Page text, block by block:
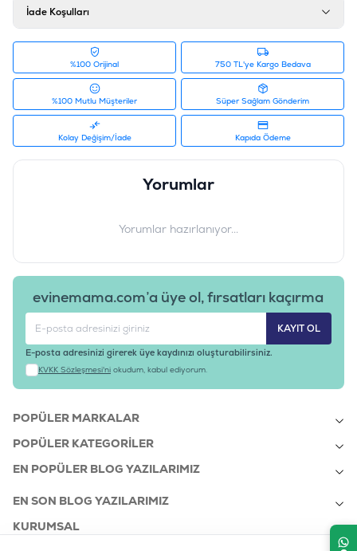
İade Koşulları
%100 Orijinal 750 TL'ye Kargo Bedava
%100 Mutlu Müşteriler Süper Sağlam Gönderim
Kolay Değişim/İade Kapıda Ödeme
Yorumlar
Yorumlar hazırlanıyor...
evinemama.com’a üye ol, fırsatları kaçırma
KAYIT OL
E-posta adresinizi girerek üye kaydınızı oluşturabilirsiniz.
KVKK Sözleşmesi'ni okudum, kabul ediyorum.
POPÜLER MARKALAR
POPÜLER KATEGORILER
EN POPÜLER BLOG YAZILARIMIZ
EN SON BLOG YAZILARIMIZ
KURUMSAL